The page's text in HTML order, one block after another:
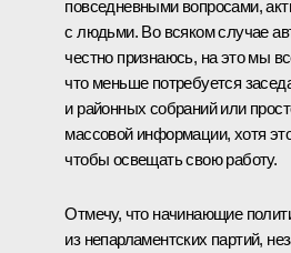
повседневными вопросами,
с людьми. Во всяком случае
честно признаюсь, на это мы
что меньше потребуется
и районных собраний или
массовой информации, хотя
чтобы освещать свою работу.
Отмечу, что начинающие
из непарламентских партий,